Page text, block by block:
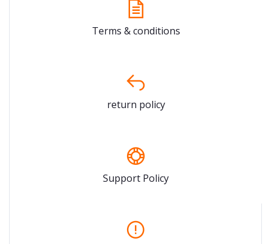
Terms & conditions
return policy
Support Policy